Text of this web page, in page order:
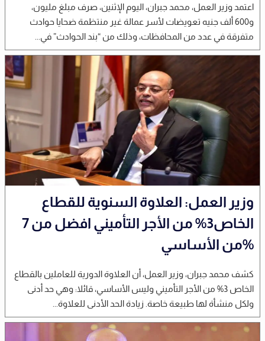
اعتمد وزير العمل، محمد جبران، اليوم الإثنين، صرف مبلغ مليون،
و600 ألف جنيه تعويضات لأسر عمالة غير منتظمة ضحايا حوادث
متفرقة في عدد من المحافظات، وذلك من “بند الحوادث” في...
وزير العمل: العلاوة السنوية للقطاع
الخاص3% من الأجر التأميني افضل من 7
%من الأساسي
كشف محمد جبران، وزير العمل، أن العلاوة الدورية للعاملين بالقطاع
الخاص 3% من الأجر التأميني وليس الأساسي، قائلا: وهي حد أدنى
ولكل منشأة لها طبيعة خاصة. زيادة الحد الأدنى للعلاوة...